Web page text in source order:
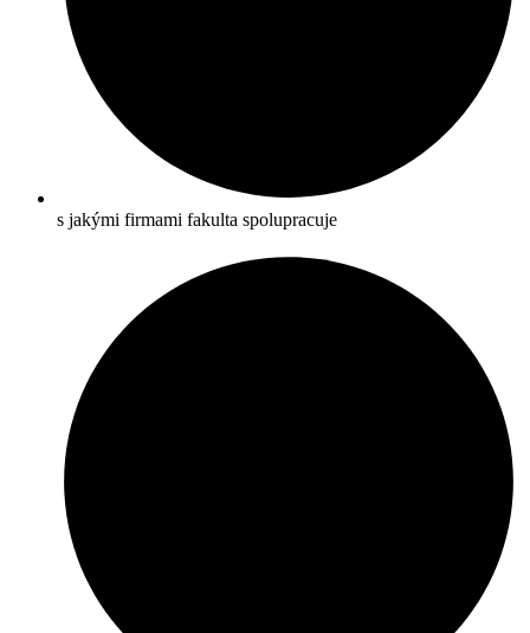
s jakými firmami fakulta spolupracuje